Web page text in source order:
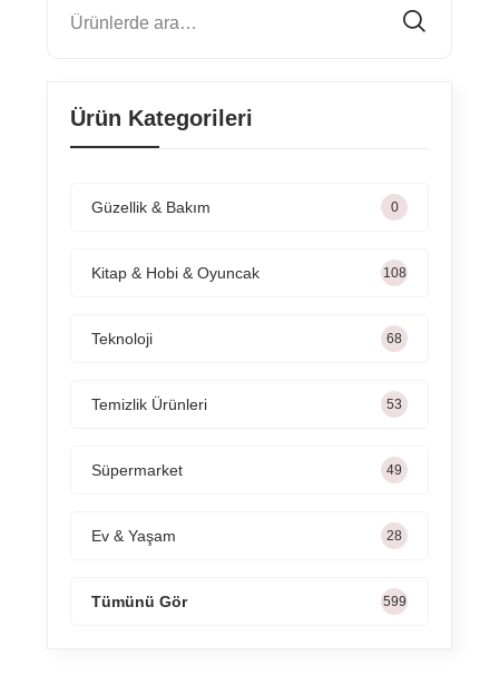
Ürün Kategorileri
Güzellik & Bakım 0
Kitap & Hobi & Oyuncak 131
Teknoloji 82
Temizlik Ürünleri 65
Süpermarket 60
Ev & Yaşam 34
Tümünü Gör 722